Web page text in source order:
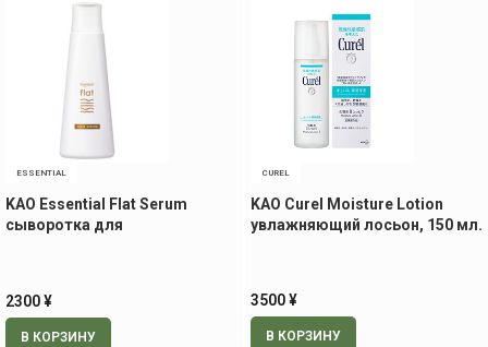
ESSENTIAL
KAO Essential Flat Serum
сыворотка для
2300¥
В КОРЗИНУ
CUREL
KAO Curel Moisture Lotion
увлажняющий лосьон, 150 мл.
3500¥
В КОРЗИНУ